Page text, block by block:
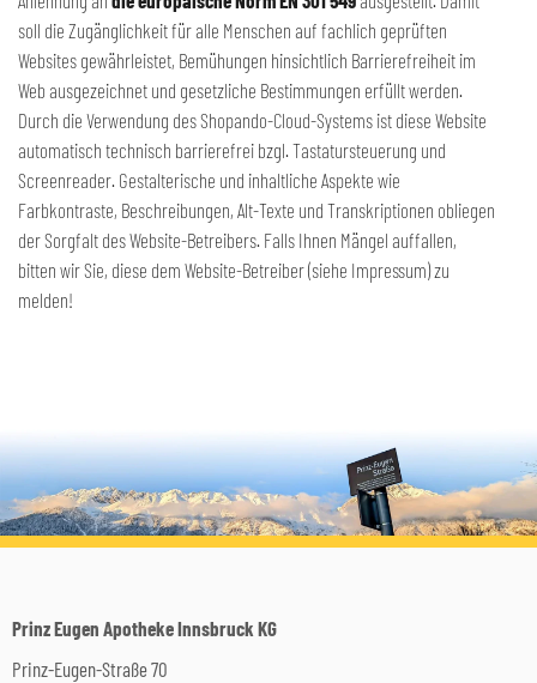
soll die Zugänglichkeit für alle Menschen auf fachlich geprüften
Websites gewährleistet, Bemühungen hinsichtlich Barrierefreiheit im
Web ausgezeichnet und gesetzliche Bestimmungen erfüllt werden.
Durch die Verwendung des Shopando-Cloud-Systems ist diese Website
automatisch technisch barrierefrei bzgl. Tastatursteuerung und
Screenreader. Gestalterische und inhaltliche Aspekte wie
Farbkontraste, Beschreibungen, Alt-Texte und Transkriptionen obliegen
der Sorgfalt des Website-Betreibers. Falls Ihnen Mängel auffallen,
bitten wir Sie, diese dem Website-Betreiber (siehe Impressum) zu
melden!
Prinz Eugen Apotheke Innsbruck KG
Prinz-Eugen-Straße 70